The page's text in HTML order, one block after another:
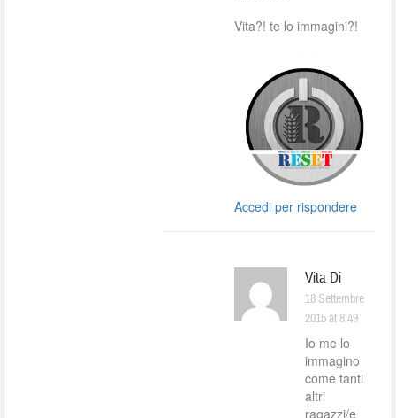
Vita?! te lo immagini?!
Accedi per rispondere
Vita Di
18 Settembre
2015 at 8:49
Io me lo
immagino
come tanti
altri
ragazzi/e